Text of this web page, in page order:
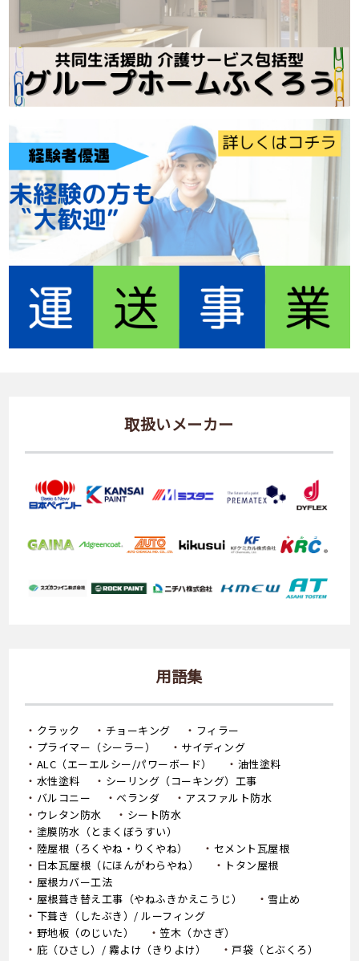
取扱いメーカー
用語集
クラック チョーキング
フィラー
プライマー（シーラー）
サイディング
ALC（エーエルシー/パワーボード）
油性塗料
水性塗料
シーリング（コーキング）工事
バルコニー
ベランダ
アスファルト防水
ウレタン防水
シート防水
塗膜防水（とまくぼうすい）
陸屋根（ろくやね・りくやね）
セメント瓦屋根
日本瓦屋根（にほんがわらやね）
トタン屋根
屋根カバー工法
屋根葺き替え工事（やねふきかえこうじ）
雪止め
下葺き（したぶき）/ ルーフィング
野地板（のじいた）
笠木（かさぎ）
庇（ひさし）/ 霧よけ（きりよけ）
戸袋（とぶくろ）